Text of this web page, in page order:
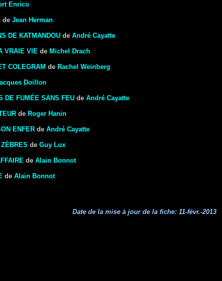
Enrico
de Jean Herman
DE KATMANDOU de André Cayatte
VRAIE VIE de Michel Drach
COLEGRAM de Rachel Weinberg
Doillon
DE FUMÉE SANS FEU de André Cayatte
de Roger Hanin
ENFER de André Cayatte
de Guy Lux
de Alain Bonnot
de Alain Bonnot
Date de la mise à jour de la fiche: 11-févr.-2013